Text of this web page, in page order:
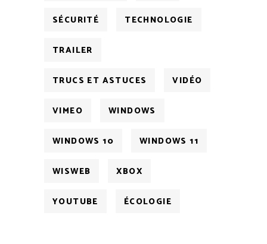
SÉCURITÉ TECHNOLOGIE
TRAILER
TRUCS ET ASTUCES VIDÉO
VIMEO WINDOWS
WINDOWS 10 WINDOWS 11
WISWEB XBOX
YOUTUBE ÉCOLOGIE